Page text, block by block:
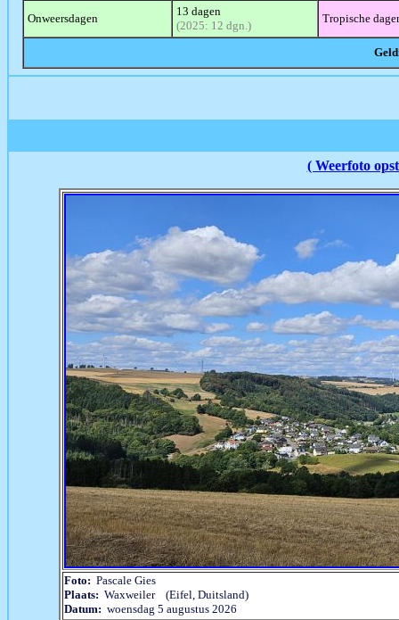
Onweersdagen
13 dagen
(2025: 12 dgn.)
Tropische
( Weerfoto
Foto: Pascale Gies
Plaats: Waxweiler (Eifel, Duitsland)
Datum: woensdag 5 augustus 2026